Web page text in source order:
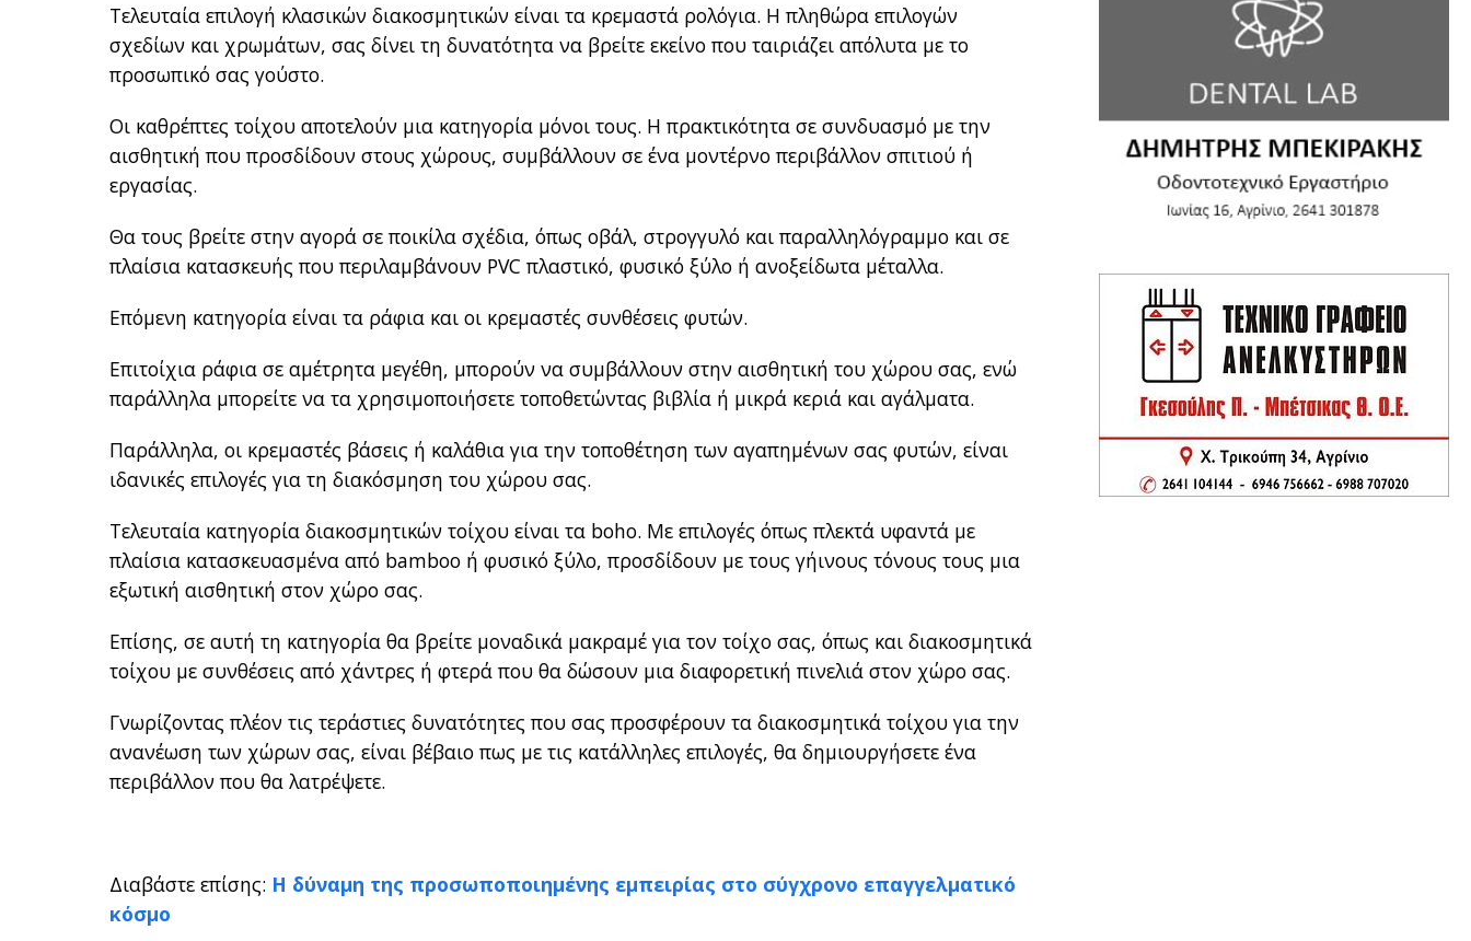
Τελευταία επιλογή κλασικών διακοσμητικών είναι τα κρεμαστά ρολόγια. Η πληθώρα επιλογών
σχεδίων και χρωμάτων, σας δίνει τη δυνατότητα να βρείτε εκείνο που ταιριάζει απόλυτα με το
προσωπικό σας γούστο.
Οι καθρέπτες τοίχου αποτελούν μια κατηγορία μόνοι τους. Η πρακτικότητα σε συνδυασμό με την
αισθητική που προσδίδουν στους χώρους, συμβάλλουν σε ένα μοντέρνο περιβάλλον σπιτιού ή
εργασίας.
Θα τους βρείτε στην αγορά σε ποικίλα σχέδια, όπως οβάλ, στρογγυλό και παραλληλόγραμμο και σε
πλαίσια κατασκευής που περιλαμβάνουν PVC πλαστικό, φυσικό ξύλο ή ανοξείδωτα μέταλλα.
Επόμενη κατηγορία είναι τα ράφια και οι κρεμαστές συνθέσεις φυτών.
Επιτοίχια ράφια σε αμέτρητα μεγέθη, μπορούν να συμβάλλουν στην αισθητική του χώρου σας, ενώ
παράλληλα μπορείτε να τα χρησιμοποιήσετε τοποθετώντας βιβλία ή μικρά κεριά και αγάλματα.
Παράλληλα, οι κρεμαστές βάσεις ή καλάθια για την τοποθέτηση των αγαπημένων σας φυτών, είναι
ιδανικές επιλογές για τη διακόσμηση του χώρου σας.
Τελευταία κατηγορία διακοσμητικών τοίχου είναι τα boho. Με επιλογές όπως πλεκτά υφαντά με
πλαίσια κατασκευασμένα από bamboo ή φυσικό ξύλο, προσδίδουν με τους γήινους τόνους τους μια
εξωτική αισθητική στον χώρο σας.
Επίσης, σε αυτή τη κατηγορία θα βρείτε μοναδικά μακραμέ για τον τοίχο σας, όπως και διακοσμητικά
τοίχου με συνθέσεις από χάντρες ή φτερά που θα δώσουν μια διαφορετική πινελιά στον χώρο σας.
Γνωρίζοντας πλέον τις τεράστιες δυνατότητες που σας προσφέρουν τα διακοσμητικά τοίχου για την
ανανέωση των χώρων σας, είναι βέβαιο πως με τις κατάλληλες επιλογές, θα δημιουργήσετε ένα
περιβάλλον που θα λατρέψετε.
Διαβάστε επίσης: Η δύναμη της προσωποποιημένης εμπειρίας στο σύγχρονο επαγγελματικό
κόσμο